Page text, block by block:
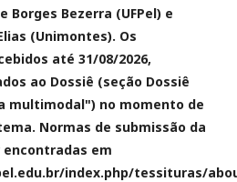
Borges Bezerra (UFPel) e
(Unimontes). Os
até 31/08/2026,
ao Dossiê (seção Dossiê
multimodal") no momento de
Normas de submissão da
em
index.php/tessituras/